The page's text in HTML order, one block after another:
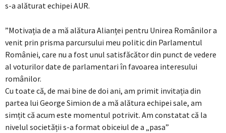
s-a alăturat echipei AUR.
”Motivația de a mă alătura Alianței pentru Unirea Românilor a
venit prin prisma parcursului meu politic din Parlamentul
României, care nu a fost unul satisfăcător din punct de vedere
al voturilor date de parlamentari în favoarea interesului
românilor.
Cu toate că, de mai bine de doi ani, am primit invitația din
partea lui George Simion de a mă alătura echipei sale, am
simțit că acum este momentul potrivit. Am constatat că la
nivelul societății s-a format obiceiul de a „pasa”